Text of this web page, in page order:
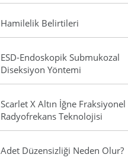
Hamilelik Belirtileri
ESD-Endoskopik Submukozal
Diseksiyon Yöntemi
Scarlet X Altın İğne Fraksiyonel
Radyofrekans Teknolojisi
Adet Düzensizliği Neden Olur?